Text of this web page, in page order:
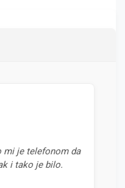
da
je bilo.